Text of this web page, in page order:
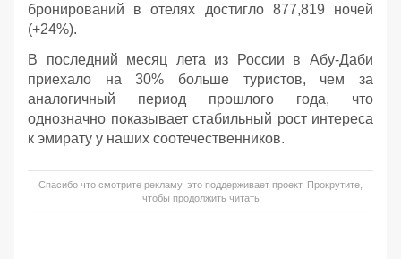
бронирований в отелях достигло 877,819 ночей
(+24%).
В последний месяц лета из России в Абу-Даби
приехало на 30% больше туристов, чем за
аналогичный период прошлого года, что
однозначно показывает стабильный рост интереса
к эмирату у наших соотечественников.
Спасибо что смотрите рекламу, это поддерживает проект. Прокрутите,
чтобы продолжить читать